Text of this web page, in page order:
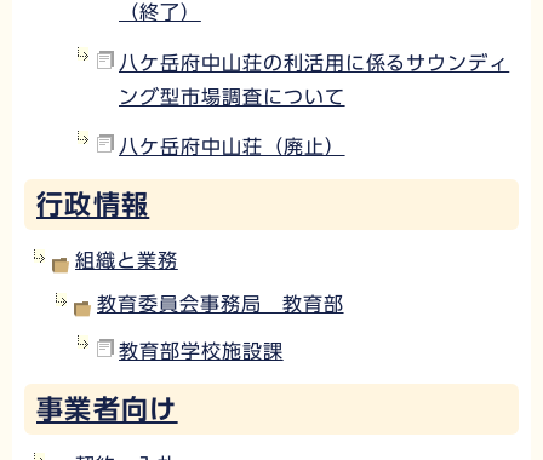
（終了）
八ケ岳府中山荘の利活用に係るサウンディ
ング型市場調査について
八ケ岳府中山荘（廃止）
行政情報
組織と業務
教育委員会事務局 教育部
教育部学校施設課
事業者向け